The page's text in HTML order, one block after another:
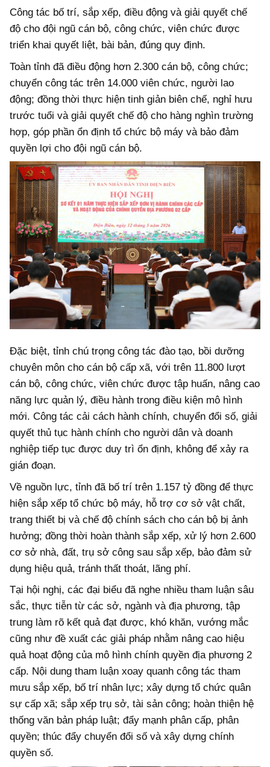
Công tác bố trí, sắp xếp, điều động và giải quyết chế
độ cho đội ngũ cán bộ, công chức, viên chức được
triển khai quyết liệt, bài bản, đúng quy định.
Toàn tỉnh đã điều động hơn 2.300 cán bộ, công chức;
chuyển công tác trên 14.000 viên chức, người lao
động; đồng thời thực hiện tinh giản biên chế, nghỉ hưu
trước tuổi và giải quyết chế độ cho hàng nghìn trường
hợp, góp phần ổn định tổ chức bộ máy và bảo đảm
quyền lợi cho đội ngũ cán bộ.
Đặc biệt, tỉnh chú trọng công tác đào tạo, bồi dưỡng
chuyên môn cho cán bộ cấp xã, với trên 11.800 lượt
cán bộ, công chức, viên chức được tập huấn, nâng cao
năng lực quản lý, điều hành trong điều kiện mô hình
mới. Công tác cải cách hành chính, chuyển đổi số, giải
quyết thủ tục hành chính cho người dân và doanh
nghiệp tiếp tục được duy trì ổn định, không để xảy ra
gián đoạn.
Về nguồn lực, tỉnh đã bố trí trên 1.157 tỷ đồng để thực
hiện sắp xếp tổ chức bộ máy, hỗ trợ cơ sở vật chất,
trang thiết bị và chế độ chính sách cho cán bộ bị ảnh
hưởng; đồng thời hoàn thành sắp xếp, xử lý hơn 2.600
cơ sở nhà, đất, trụ sở công sau sắp xếp, bảo đảm sử
dụng hiệu quả, tránh thất thoát, lãng phí.
Tại hội nghị, các đại biểu đã nghe nhiều tham luận sâu
sắc, thực tiễn từ các sở, ngành và địa phương, tập
trung làm rõ kết quả đạt được, khó khăn, vướng mắc
cũng như đề xuất các giải pháp nhằm nâng cao hiệu
quả hoạt động của mô hình chính quyền địa phương 2
cấp. Nội dung tham luận xoay quanh công tác tham
mưu sắp xếp, bố trí nhân lực; xây dựng tổ chức quân
sự cấp xã; sắp xếp trụ sở, tài sản công; hoàn thiện hệ
thống văn bản pháp luật; đẩy mạnh phân cấp, phân
quyền; thúc đẩy chuyển đổi số và xây dựng chính
quyền số.